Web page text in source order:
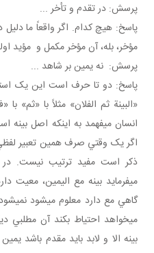
پرسش: در تقدم و تأخر ...
پاسخ: هيچ کدام. اگر واقعاً ما
مؤخر، بله، آن مؤخر مکمل و مؤيد
پرسش: نه يمين بر شاهد ...
پاسخ: دو تا حرف است اين يک
«البينة ثم الفلان» مثلاً با «ثم» با
انسان مي فهمد به اينکه اصل بينه
اگر يک وقتي صرف همين تعبير
ذکر است مفيد ترتيب نيست.
مي فرمايد بينه مع اليمين، معيت
گاهي مع دارد معلوم مي شود نمي
مي خواهد احتياط بکند آن مطلبي
بينه الا و لابد بايد مقدم باشد